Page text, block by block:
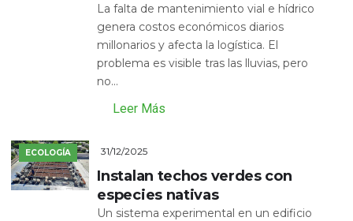
La falta de mantenimiento vial e hídrico
genera costos económicos diarios
millonarios y afecta la logística. El
problema es visible tras las lluvias, pero
no...
Leer Más
ECOLOGÍA 31/12/2025
Instalan techos verdes con
especies nativas
Un sistema experimental en un edificio